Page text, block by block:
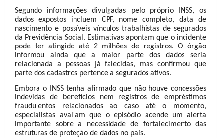
Segundo informações divulgadas pelo próprio INSS, os
dados expostos incluem CPF, nome completo, data de
nascimento e possíveis vínculos trabalhistas de segurados
da Previdência Social. Estimativas apontam que o incidente
pode ter atingido até 2 milhões de registros. O órgão
informou ainda que a maior parte dos dados seria
relacionada a pessoas já falecidas, mas confirmou que
parte dos cadastros pertence a segurados ativos.
Embora o INSS tenha afirmado que não houve concessões
indevidas de benefícios nem registros de empréstimos
fraudulentos relacionados ao caso até o momento,
especialistas avaliam que o episódio acende um alerta
importante sobre a necessidade de fortalecimento das
estruturas de proteção de dados no país.